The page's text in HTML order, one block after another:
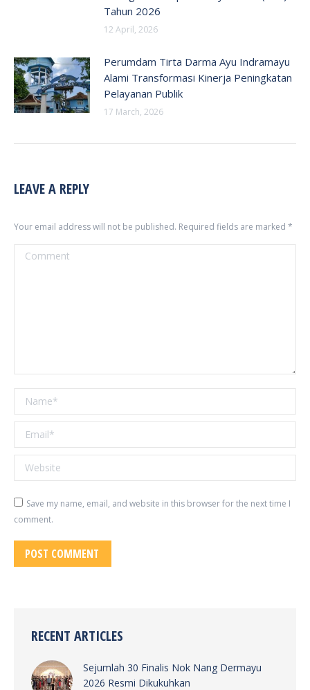
Tahun 2026
12 April, 2026
Perumdam Tirta Darma Ayu Indramayu
Alami Transformasi Kinerja Peningkatan
Pelayanan Publik
17 March, 2026
LEAVE A REPLY
Your email address will not be published. Required fields are marked *
Comment
Name *
Email *
Website
Save my name, email, and website in this browser for the next time I
comment.
POST COMMENT
RECENT ARTICLES
Sejumlah 30 Finalis Nok Nang Dermayu
2026 Resmi Dikukuhkan